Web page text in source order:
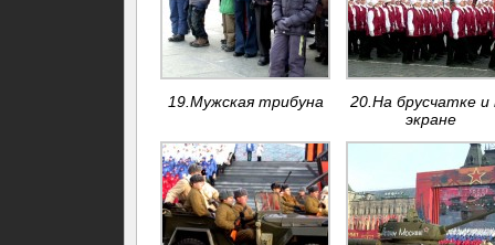
19.Мужская трибуна
20.На брусчатке и
экране